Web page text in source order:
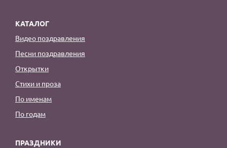
КАТАЛОГ
Видео поздравления
Песни поздравления
Открытки
Стихи и проза
По именам
По годам
ПРАЗДНИКИ